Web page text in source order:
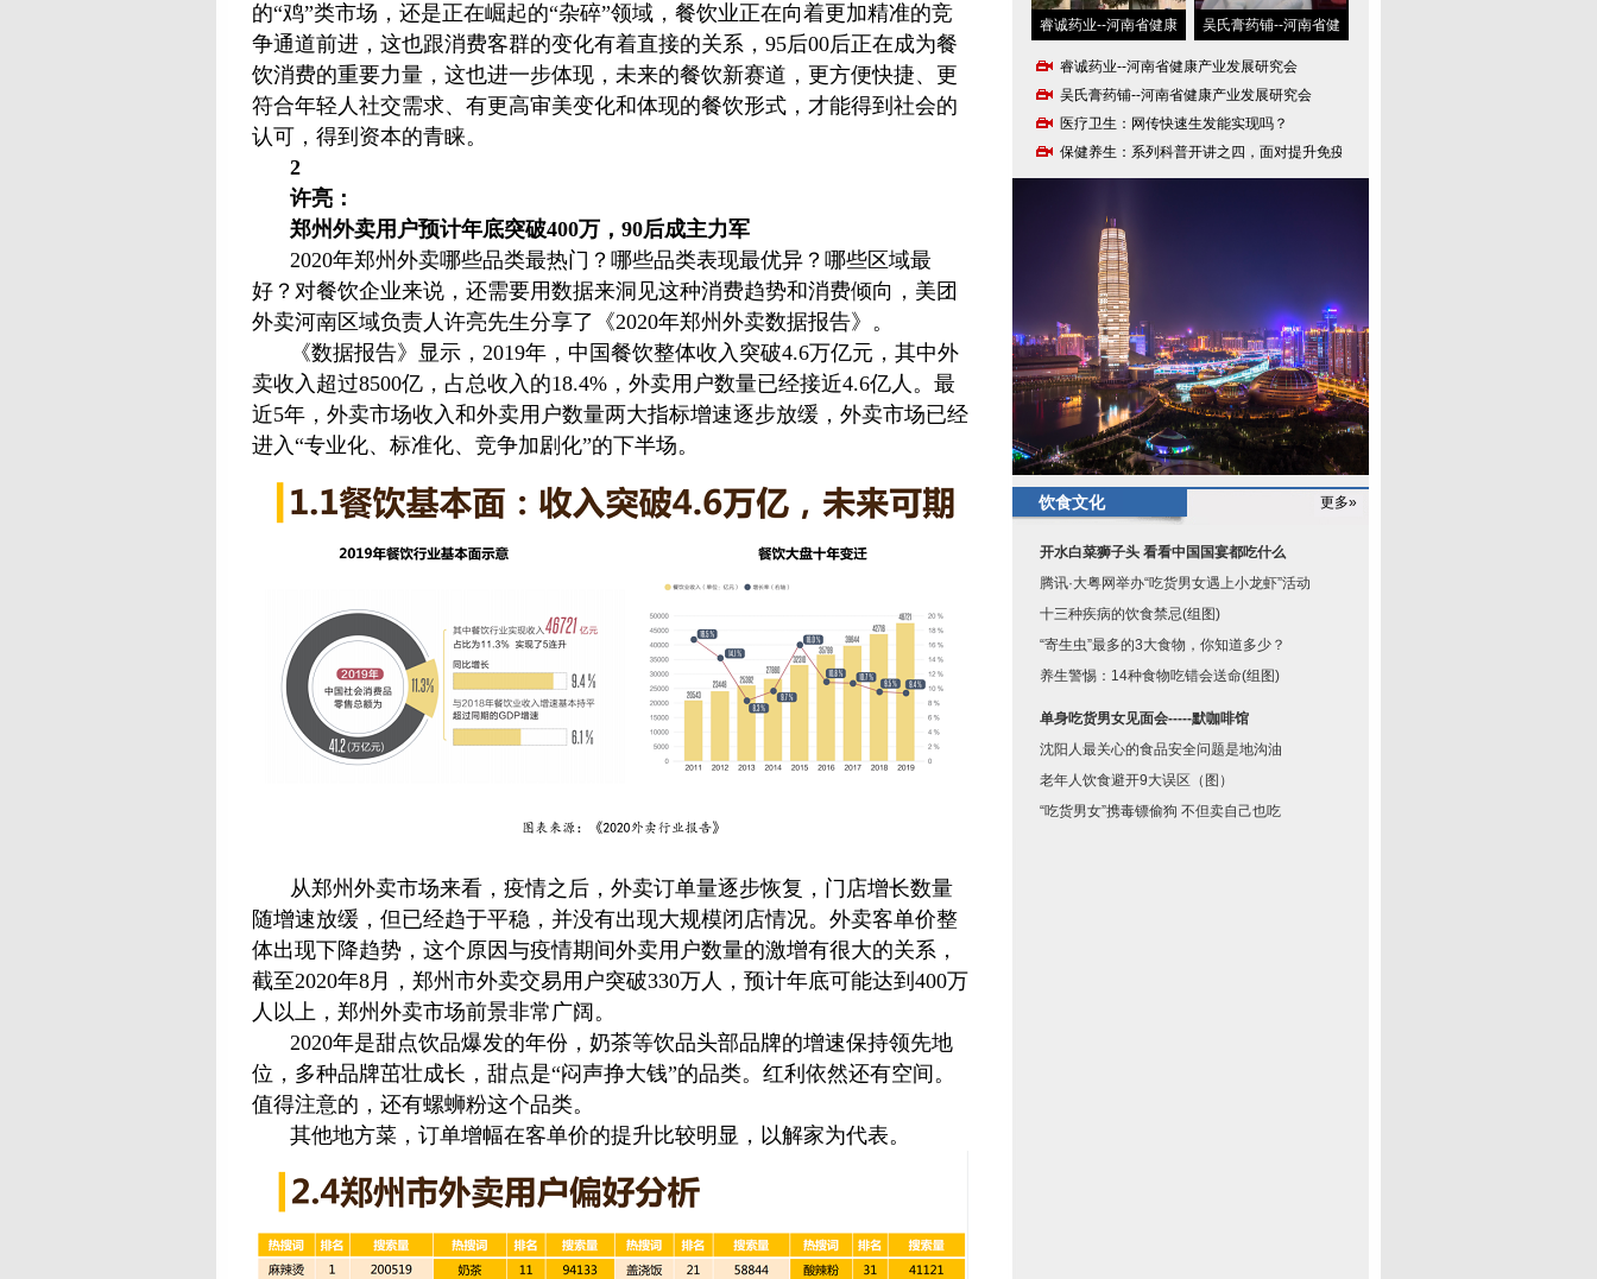
的“鸡”类市场，还是正在崛起的“杂碎”领域，餐饮业正在向着更加精准的竞
争通道前进，这也跟消费客群的变化有着直接的关系，95后00后正在成为餐
饮消费的重要力量，这也进一步体现，未来的餐饮新赛道，更方便快捷、更
符合年轻人社交需求、有更高审美变化和体现的餐饮形式，才能得到社会的
认可，得到资本的青睐。
2
许亮：
郑州外卖用户预计年底突破400万，90后成主力军
2020年郑州外卖哪些品类最热门？哪些品类表现最优异？哪些区域最
好？对餐饮企业来说，还需要用数据来洞见这种消费趋势和消费倾向，美团
外卖河南区域负责人许亮先生分享了《2020年郑州外卖数据报告》。
《数据报告》显示，2019年，中国餐饮整体收入突破4.6万亿元，其中外
卖收入超过8500亿，占总收入的18.4%，外卖用户数量已经接近4.6亿人。最
近5年，外卖市场收入和外卖用户数量两大指标增速逐步放缓，外卖市场已经
进入“专业化、标准化、竞争加剧化”的下半场。
从郑州外卖市场来看，疫情之后，外卖订单量逐步恢复，门店增长数量
随增速放缓，但已经趋于平稳，并没有出现大规模闭店情况。外卖客单价整
体出现下降趋势，这个原因与疫情期间外卖用户数量的激增有很大的关系，
截至2020年8月，郑州市外卖交易用户突破330万人，预计年底可能达到400万
人以上，郑州外卖市场前景非常广阔。
2020年是甜点饮品爆发的年份，奶茶等饮品头部品牌的增速保持领先地
位，多种品牌茁壮成长，甜点是“闷声挣大钱”的品类。红利依然还有空间。
值得注意的，还有螺蛳粉这个品类。
其他地方菜，订单增幅在客单价的提升比较明显，以解家为代表。
睿诚药业--河南省健康 吴氏膏药铺--河南省健
睿诚药业--河南省健康产业发展研究会
吴氏膏药铺--河南省健康产业发展研究会
医疗卫生：网传快速生发能实现吗？
保健养生：系列科普开讲之四，面对提升免疫力
饮食文化 更多»
开水白菜狮子头 看看中国国宴都吃什么
腾讯·大粤网举办“吃货男女遇上小龙虾”活动
十三种疾病的饮食禁忌(组图)
“寄生虫”最多的3大食物，你知道多少？
养生警惕：14种食物吃错会送命(组图)
单身吃货男女见面会-----默咖啡馆
沈阳人最关心的食品安全问题是地沟油
老年人饮食避开9大误区（图）
“吃货男女”携毒镖偷狗 不但卖自己也吃